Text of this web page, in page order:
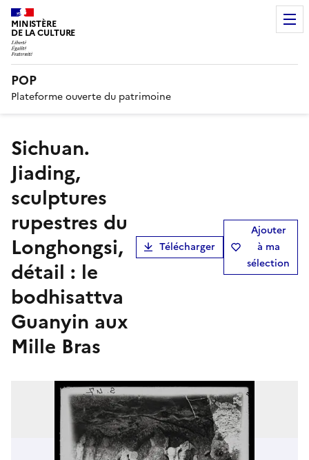
MINISTÈRE
DE LA CULTURE
POP
Plateforme ouverte du patrimoine
Sichuan.
Jiading,
sculptures
rupestres du
Longhongsi,
détail : le
bodhisattva
Guanyin aux
Mille Bras
Télécharger
Ajouter
à ma
sélection